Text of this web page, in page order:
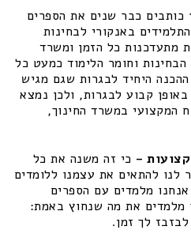
כותבים כבר שנים את הספרים
באנקורי לבחינות
מתעדכנות כל הזמן ומשרד
וחומר הלימוד כמעט כל
היחיד לבגרות שגם מגיש
באופן קבוע לבגרות, ולכן נמצא
המקצועי במשרד החינוך,
– כי זה משנה את כל
לנו להתאים את עצמנו ללומדים
מלמדים עם הספרים
מלמדים את מה שנחוץ באמת:
לבזבז לך זמן.